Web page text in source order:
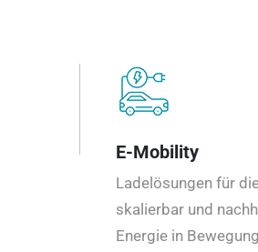
E-Mobility
Ladelösungen für
skalierbar und
Energie in